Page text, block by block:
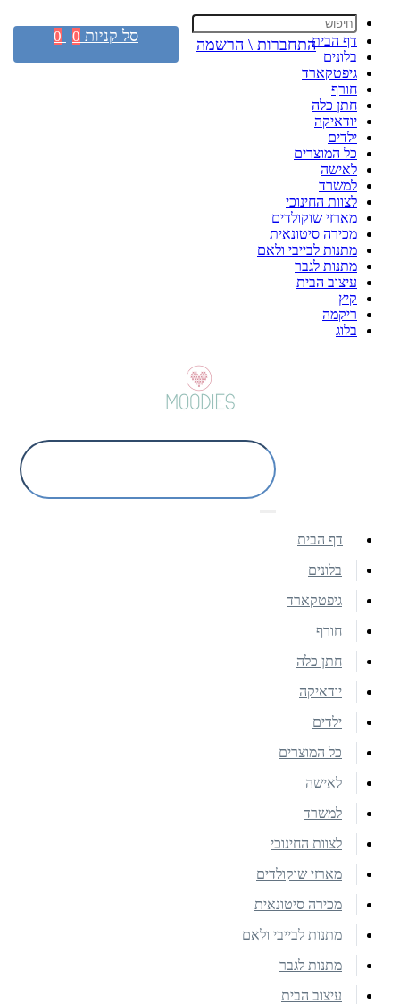
דף הבית
בלונים
גיפטקארד
חורף
חתן כלה
יודאיקה
ילדים
כל המוצרים
לאישה
למשרד
לצוות החינוכי
מארזי שוקולדים
מכירה סיטונאית
מתנות לבייבי ולאם
מתנות לגבר
עיצוב הבית
קיץ
ריקמה
בלוג
התחברות \ הרשמה סל קניות 0
0
דף הבית
בלונים
גיפטקארד
חורף
חתן כלה
יודאיקה
ילדים
כל המוצרים
לאישה
למשרד
לצוות החינוכי
מארזי שוקולדים
מכירה סיטונאית
מתנות לבייבי ולאם
מתנות לגבר
עיצוב הבית